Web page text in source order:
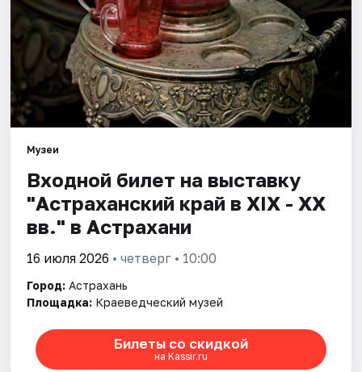
Квесты
Экскурсии
Спорт
События
Города
Площадки
Артисты
Рейтинги
Музеи
Входной билет на выставку
"Астраханский край в XIX - XX
вв." в Астрахани
16 июля 2026 • четверг • 10:00
Город: Астрахань
Площадка: Краеведческий музей
Билеты со скидкой
на Kassir.ru